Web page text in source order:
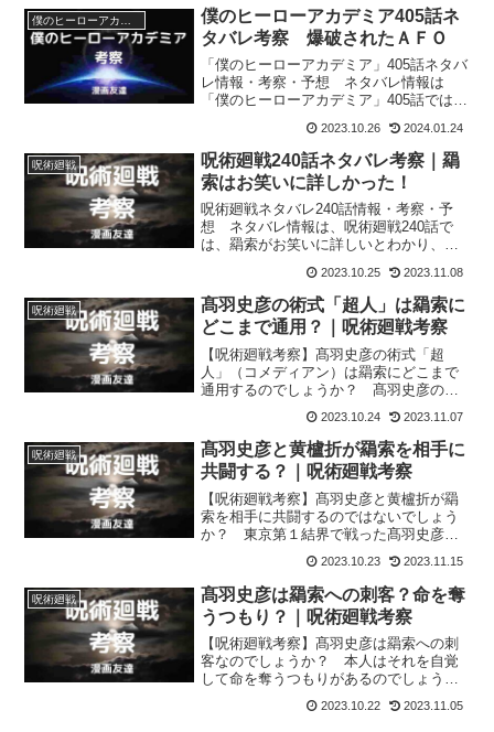
僕のヒーローアカデミア405話ネ
タバレ考察 爆破されたＡＦＯ
「僕のヒーローアカデミア」405話ネタバ
レ情報・考察・予想 ネタバレ情報は
「僕のヒーローアカデミア」405話では、
トで爆豪がＡＦＯを爆破することなどで
す。
2023.10.26 2024.01.24
呪術廻戦
呪術廻戦240話ネタバレ考察｜羂
索はお笑いに詳しかった！
呪術廻戦ネタバレ240話情報・考察・予
想 ネタバレ情報は、呪術廻戦240話で
は、羂索がお笑いに詳しいとわかり、羂
使だったと判明することなどです。
2023.10.25 2023.11.08
呪術廻戦
髙羽史彦の術式「超人」は羂索に
どこまで通用？｜呪術廻戦考察
【呪術廻戦考察】髙羽史彦の術式「超
人」（コメディアン）は羂索にどこまで
通用するのでしょうか？ 髙羽史彦の術
されていますから、羂索にも十分に通用
しそうではありますが。
2023.10.24 2023.11.07
呪術廻戦
髙羽史彦と黄櫨折が羂索を相手に
共闘する？｜呪術廻戦考察
【呪術廻戦考察】髙羽史彦と黄櫨折が羂
索を相手に共闘するのではないでしょう
か？ 東京第１結界で戦った髙羽史彦と
索を相手に共闘するかどうかについて考
えます。
2023.10.23 2023.11.15
呪術廻戦
髙羽史彦は羂索への刺客？命を奪
うつもり？｜呪術廻戦考察
【呪術廻戦考察】髙羽史彦は羂索への刺
客なのでしょうか？ 本人はそれを自覚
して命を奪うつもりがあるのでしょう
か？ 髙羽史彦が本当に羂索に差し向け
られた刺客なのかどうかについて考えて
2023.10.22 2023.11.05